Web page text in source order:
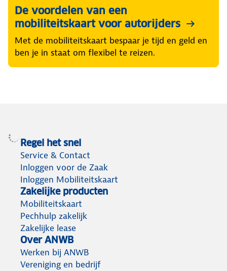
De voordelen van een
mobiliteitskaart voor autorijders
Met de mobiliteitskaart bespaar je tijd en geld en
ben je in staat om flexibel te reizen.
Regel het snel
Service & Contact
Inloggen voor de Zaak
Inloggen Mobiliteitskaart
Zakelijke producten
Mobiliteitskaart
Pechhulp zakelijk
Zakelijke lease
Over ANWB
Werken bij ANWB
Vereniging en bedrijf